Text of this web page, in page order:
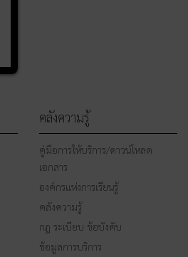
คลังความรู้
คู่มือการให้บริการ/ดาวน์โหลด
เอกสาร
องค์กรแห่งการเรียนรู้
คลังความรู้
กฎ ระเบียบ ข้อบังคับ
ข้อมูลการบริการ